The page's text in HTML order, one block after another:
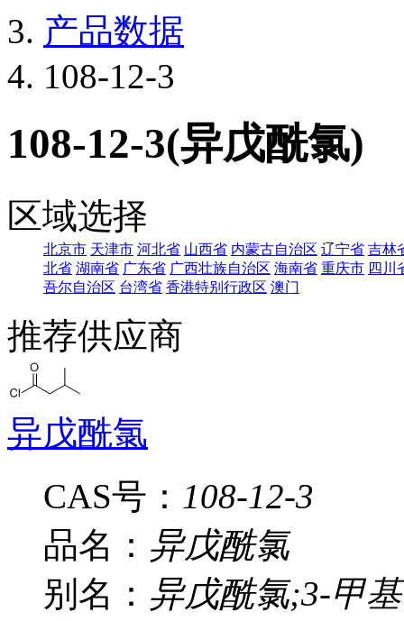
产品数据
108-12-3
108-12-3(异戊酰氯)
区域选择
北京市 天津市 河北省 山西省 内蒙古自治区 辽宁省 吉林
北省 湖南省 广东省 广西壮族自治区 海南省 重庆市 四川
吾尔自治区 台湾省 香港特别行政区 澳门
推荐供应商
异戊酰氯
CAS号： 108-12-3
品名： 异戊酰氯
别名： 异戊酰氯;3-甲